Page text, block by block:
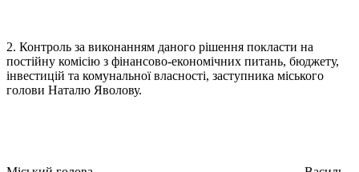
2. Контроль за виконанням даного рішення покласти на
постійну комісію з фінансово-економічних питань, бюджету,
інвестицій та комунальної власності, заступника міського
голови Наталю Яволову.